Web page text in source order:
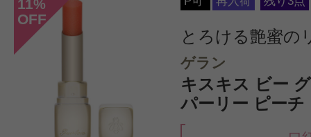
11%
OFF
とろける艶蜜の
ゲラン
キスキス ビー
パーリー ピーチ